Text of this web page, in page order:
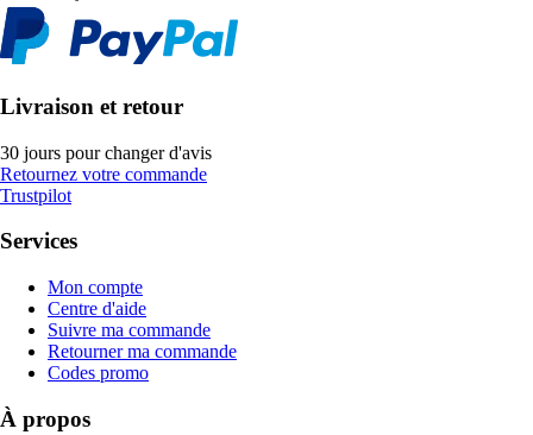
Livraison et retour
30 jours pour changer d'avis
Retournez votre commande
Trustpilot
Services
Mon compte
Centre d'aide
Suivre ma commande
Retourner ma commande
Codes promo
À propos